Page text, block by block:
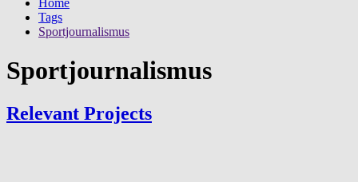
Home
Tags
Sportjournalismus
Sportjournalismus
Relevant Projects